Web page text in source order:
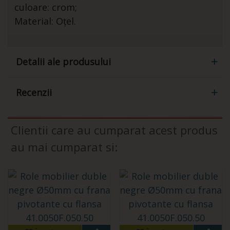
culoare: crom;
Material: Oțel.
Detalii ale produsului
Recenzii
Clientii care au cumparat acest produs
au mai cumparat si: